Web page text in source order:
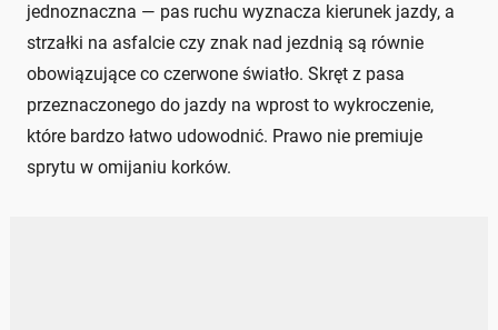
jednoznaczna — pas ruchu wyznacza kierunek jazdy, a
strzałki na asfalcie czy znak nad jezdnią są równie
obowiązujące co czerwone światło. Skręt z pasa
przeznaczonego do jazdy na wprost to wykroczenie,
które bardzo łatwo udowodnić. Prawo nie premiuje
sprytu w omijaniu korków.